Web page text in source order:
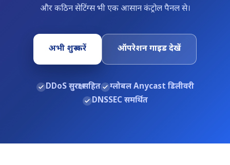
और कठिन सेटिंग्स भी एक आसान कंट्रोल पैनल से।
अभी शुरू करें ऑपरेशन गाइड देखें
DDoS सुरक्षा सहित
ग्लोबल Anycast डिलीवरी
DNSSEC समर्थित